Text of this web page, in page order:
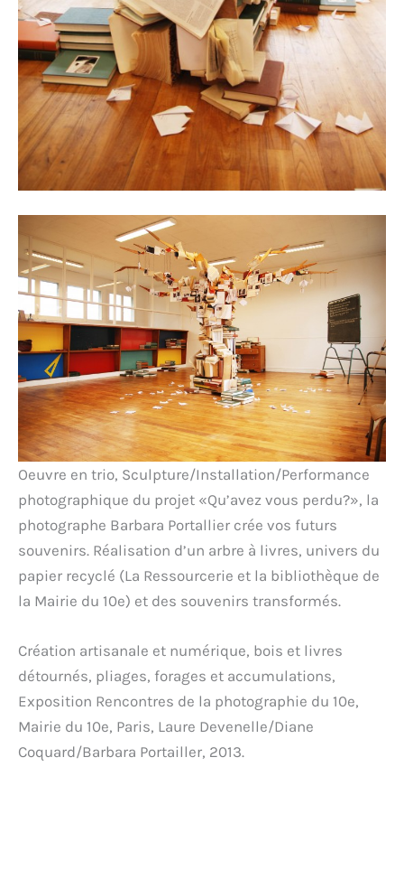
Oeuvre en trio, Sculpture/Installation/Performance
photographique du projet «Qu’avez vous perdu?», la
photographe Barbara Portallier crée vos futurs
souvenirs. Réalisation d’un arbre à livres, univers du
papier recyclé (La Ressourcerie et la bibliothèque de
la Mairie du 10e) et des souvenirs transformés.
Création artisanale et numérique, bois et livres
détournés, pliages, forages et accumulations,
Exposition Rencontres de la photographie du 10e,
Mairie du 10e, Paris, Laure Devenelle/Diane
Coquard/Barbara Portailler, 2013.